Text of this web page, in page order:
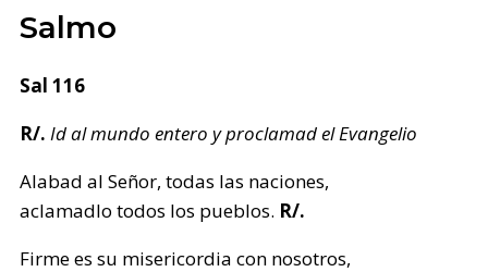
Salmo
Sal 116
R/. Id al mundo entero y proclamad el Evangelio
Alabad al Señor, todas las naciones,
aclamadlo todos los pueblos. R/.
Firme es su misericordia con nosotros,